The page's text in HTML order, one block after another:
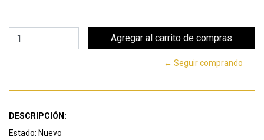
← Seguir comprando
DESCRIPCIÓN:
Estado: Nuevo